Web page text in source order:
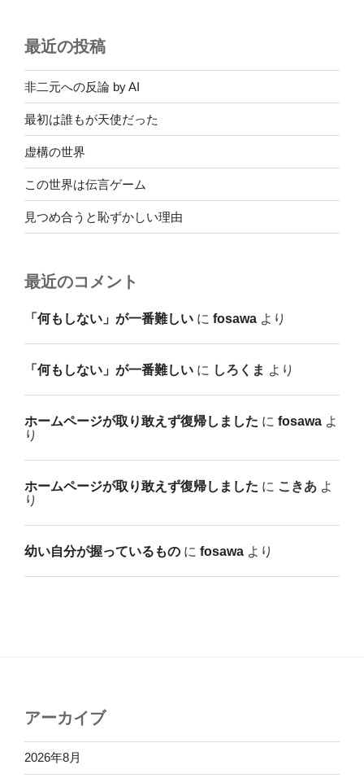
最近の投稿
非二元への反論 by AI
最初は誰もが天使だった
虚構の世界
この世界は伝言ゲーム
見つめ合うと恥ずかしい理由
最近のコメント
「何もしない」が一番難しい に fosawa より
「何もしない」が一番難しい に しろくま より
ホームページが取り敢えず復帰しました に fosawa よ
り
ホームページが取り敢えず復帰しました に こきあ よ
り
幼い自分が握っているもの に fosawa より
アーカイブ
2026年8月